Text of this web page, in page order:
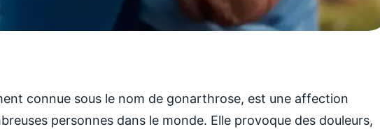
connue sous le nom de gonarthrose, est une affection
personnes dans le monde. Elle provoque des douleurs,